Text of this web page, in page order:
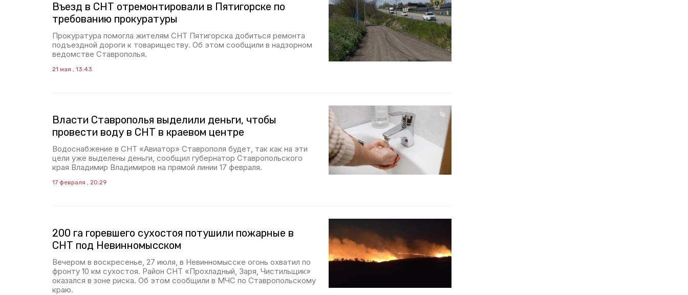
Въезд в СНТ отремонтировали в Пятигорске по
требованию прокуратуры
Прокуратура помогла жителям СНТ Пятигорска добиться ремонта
подъездной дороги к товариществу. Об этом сообщили в надзорном
ведомстве Ставрополья.
21 мая , 13:43
Власти Ставрополья выделили деньги, чтобы
провести воду в СНТ в краевом центре
Водоснабжение в СНТ «Авиатор» Ставрополя будет, так как на эти
цели уже выделены деньги, сообщил губернатор Ставропольского
края Владимир Владимиров на прямой линии 17 февраля.
17 февраля , 20:29
200 га горевшего сухостоя потушили пожарные в
СНТ под Невинномысском
Вечером в воскресенье, 27 июля, в Невинномысске огонь охватил по
фронту 10 км сухостоя. Район СНТ «Прохладный, Заря, Чистильщик»
оказался в зоне риска. Об этом сообщили в МЧС по Ставропольскому
краю.